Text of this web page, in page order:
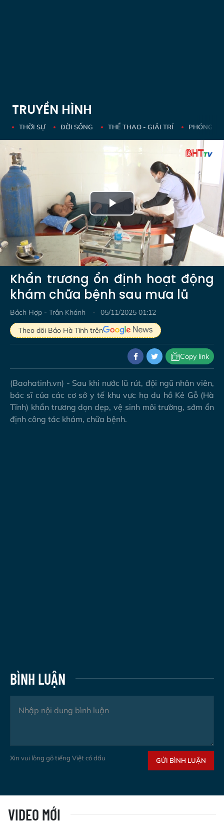
TRUYỀN HÌNH
THỜI SỰ ĐỜI SỐNG THỂ THAO - GIẢI TRÍ PHÓNG
Play
Video
Khẩn trương ổn định hoạt động
khám chữa bệnh sau mưa lũ
Bách Hợp - Trần Khánh
05/11/2025 01:12
Theo dõi Báo Hà Tĩnh trên
Copy link
(Baohatinh.vn) - Sau khi nước lũ rút, đội ngũ nhân viên,
bác sĩ của các cơ sở y tế khu vực hạ du hồ Kẻ Gỗ (Hà
Tĩnh) khẩn trương dọn dẹp, vệ sinh môi trường, sớm ổn
định công tác khám, chữa bệnh.
BÌNH LUẬN
Xin vui lòng gõ tiếng Việt có dấu GỬI BÌNH LUẬN
VIDEO MỚI